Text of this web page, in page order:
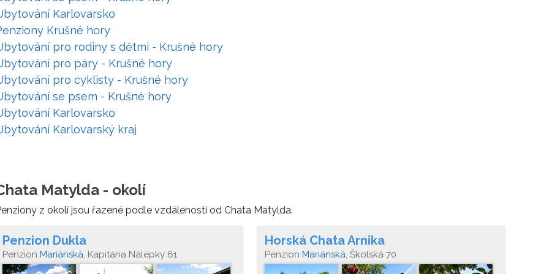
Karlovarsko
Krušné hory
pro rodiny s dětmi - Krušné hory
pro páry - Krušné hory
pro cyklisty - Krušné hory
se psem - Krušné hory
Karlovarsko
Karlovarský kraj
Matylda - okolí
z okolí jsou řazené podle vzdálenosti od Chata Matylda.
Penzion Dukla
Penzion Mariánská, Kapitána Nálepky 61
Horská Chata Arnika
Penzion Mariánská, Školská 70